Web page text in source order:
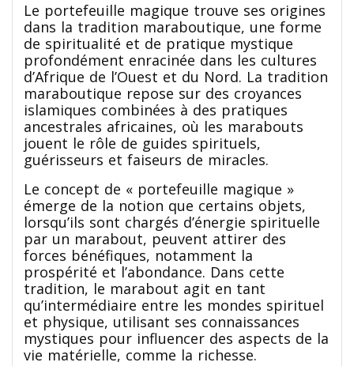
Le portefeuille magique trouve ses origines
dans la tradition maraboutique, une forme
de spiritualité et de pratique mystique
profondément enracinée dans les cultures
d’Afrique de l’Ouest et du Nord. La tradition
maraboutique repose sur des croyances
islamiques combinées à des pratiques
ancestrales africaines, où les marabouts
jouent le rôle de guides spirituels,
guérisseurs et faiseurs de miracles.
Le concept de « portefeuille magique »
émerge de la notion que certains objets,
lorsqu’ils sont chargés d’énergie spirituelle
par un marabout, peuvent attirer des
forces bénéfiques, notamment la
prospérité et l’abondance. Dans cette
tradition, le marabout agit en tant
qu’intermédiaire entre les mondes spirituel
et physique, utilisant ses connaissances
mystiques pour influencer des aspects de la
vie matérielle, comme la richesse.